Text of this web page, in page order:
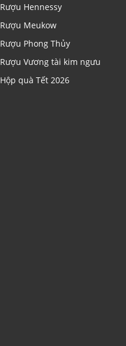
Rượu Hennessy
Rượu Meukow
Rượu Phong Thủy
Rượu Vương tài kim ngưu
Hộp quà Tết 2026